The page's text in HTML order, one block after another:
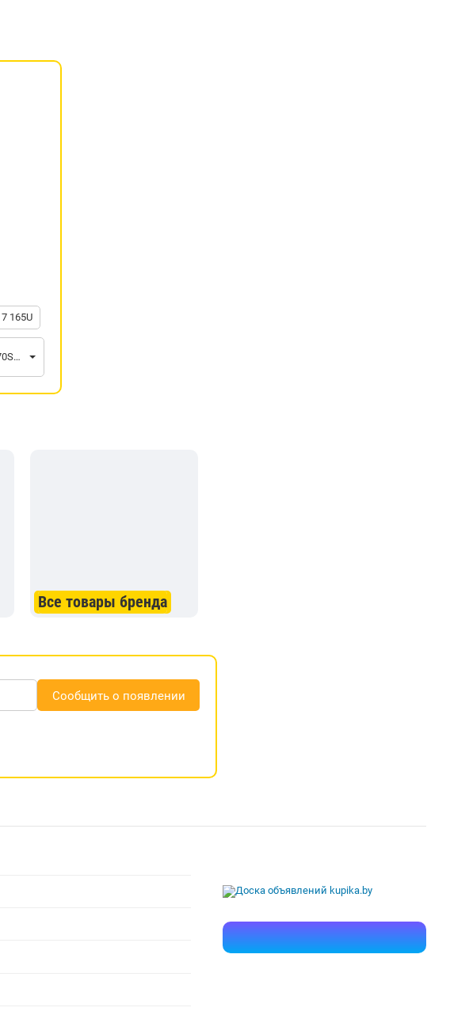
165U
Ноутбук HP EliteBook 860 G11 970S9ET
Все товары бренда
Сообщить о появлении